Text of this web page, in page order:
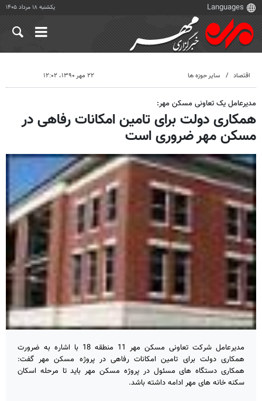
یکشنبه ۱۸ مرداد ۱۴۰۵
اقتصاد سایر حوزه ها ۲۲ مهر ۱۳۹۰، ۱۲:۰۲
مدیرعامل یک تعاونی مسکن مهر:
همکاری دولت برای تامین امکانات رفاهی در
مسکن مهر ضروری است
مدیرعامل شرکت تعاونی مسکن مهر 11 منطقه 18 با اشاره به ضرورت
همکاری دولت برای تامین امکانات رفاهی در پروژه مسکن مهر گفت:
همکاری دستگاه های مسئول در پروژه مسکن مهر باید تا مرحله اسکان
سکنه خانه های مهر ادامه داشته باشد.